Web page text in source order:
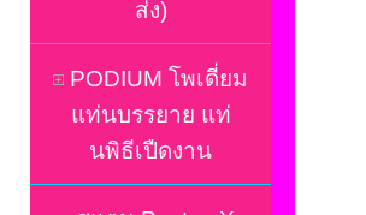
ส่ง)
PODIUM โพเดี่ยม
แท่นบรรยาย แท่
นพิธีเปืดงาน